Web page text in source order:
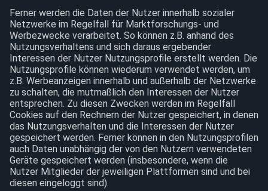
Ferner werden die Daten der Nutzer innerhalb sozialer
Netzwerke im Regelfall für Marktforschungs- und
Werbezwecke verarbeitet. So können z.B. anhand des
Nutzungsverhaltens und sich daraus ergebender
Interessen der Nutzer Nutzungsprofile erstellt werden. Die
Nutzungsprofile können wiederum verwendet werden, um
z.B. Werbeanzeigen innerhalb und außerhalb der Netzwerke
zu schalten, die mutmaßlich den Interessen der Nutzer
entsprechen. Zu diesen Zwecken werden im Regelfall
Cookies auf den Rechnern der Nutzer gespeichert, in denen
das Nutzungsverhalten und die Interessen der Nutzer
gespeichert werden. Ferner können in den Nutzungsprofilen
auch Daten unabhängig der von den Nutzern verwendeten
Geräte gespeichert werden (insbesondere, wenn die
Nutzer Mitglieder der jeweiligen Plattformen sind und bei
diesen eingeloggt sind).